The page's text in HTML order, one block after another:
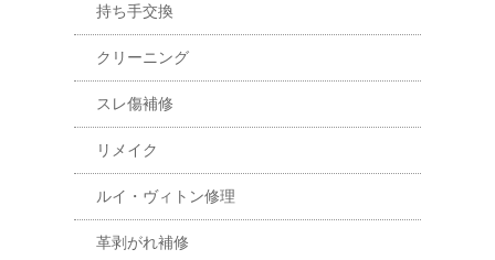
持ち手交換
クリーニング
スレ傷補修
リメイク
ルイ・ヴィトン修理
革剥がれ補修